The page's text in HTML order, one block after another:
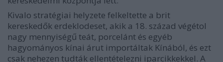
Kivalo stratégiai helyzete felkeltette a brit
kereskedők erdeklodeset, akik a 18. század végétol
nagy mennyiségű teát, porcelánt és egyéb
hagyományos kínai árut importáltak Kínából, és ezt
csak nehezen tudták ellentételezni iparcikkekkel. A